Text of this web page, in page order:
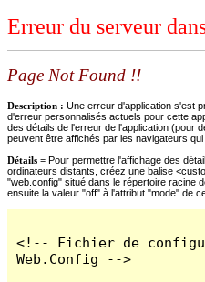
Erreur du serveur
Page Not Found !!
Description : Une erreur d'application s'est
d'erreur personnalisés actuels pour cette
des détails de l'erreur de l'application (pour
peuvent être affichés par les navigateurs
Détails = Pour permettre l'affichage des
ordinateurs distants, créez une balise
"web.config" situé dans le répertoire racine
ensuite la valeur "off" à l'attribut "mode" de
<!-- Fichier de
Web.Config -->